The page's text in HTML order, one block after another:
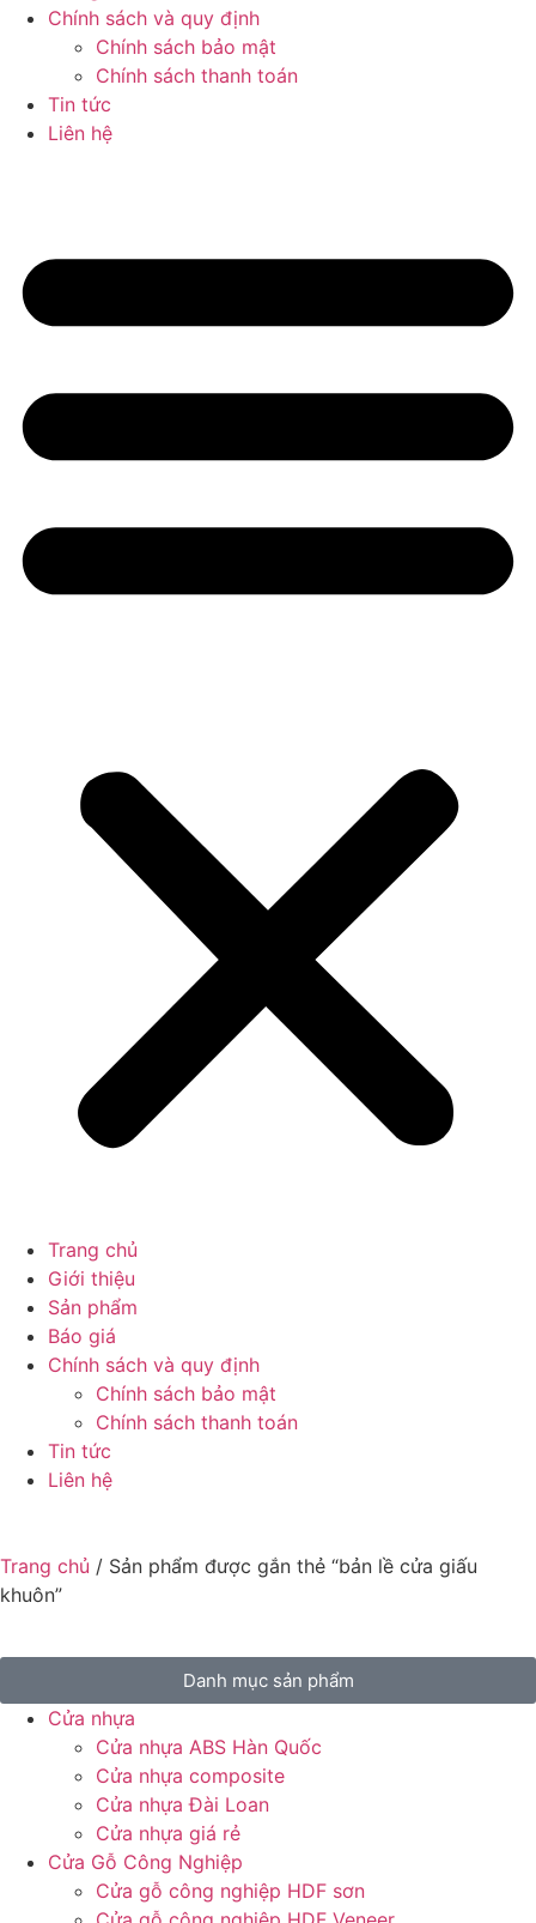
Chính sách và quy định
Chính sách bảo mật
Chính sách thanh toán
Tin tức
Liên hệ
Trang chủ
Giới thiệu
Sản phẩm
Báo giá
Chính sách và quy định
Chính sách bảo mật
Chính sách thanh toán
Tin tức
Liên hệ
Trang chủ / Sản phẩm được gắn thẻ “bản lề cửa giấu
khuôn”
Danh mục sản phẩm
Cửa nhựa
Cửa nhựa ABS Hàn Quốc
Cửa nhựa composite
Cửa nhựa Đài Loan
Cửa nhựa giá rẻ
Cửa Gỗ Công Nghiệp
Cửa gỗ công nghiệp HDF sơn